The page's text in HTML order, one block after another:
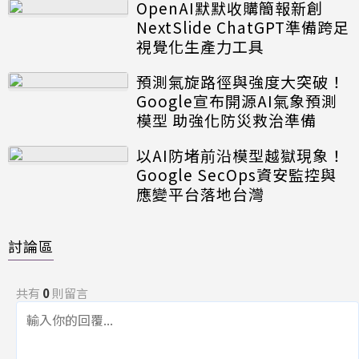
OpenAI默默收購簡報新創
NextSlide ChatGPT準備跨足
視覺化生產力工具
預測氣旋路徑與強度大突破！
Google宣布開源AI氣象預測
模型 助強化防災救治準備
以AI防堵前沿模型越獄現象！
Google SecOps資安監控與
應變平台落地台灣
討論區
共有 0則留言